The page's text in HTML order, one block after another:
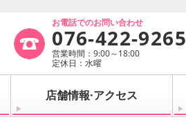
お電話でのお問い合わせ
076-422-9265
営業時間：9:00～18:00
定休日：水曜
店舗情報·アクセス